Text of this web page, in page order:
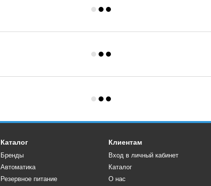
Каталог
Бренды
Автоматика
Резервное питание
Клиентам
Вход в личный кабинет
Каталог
О нас